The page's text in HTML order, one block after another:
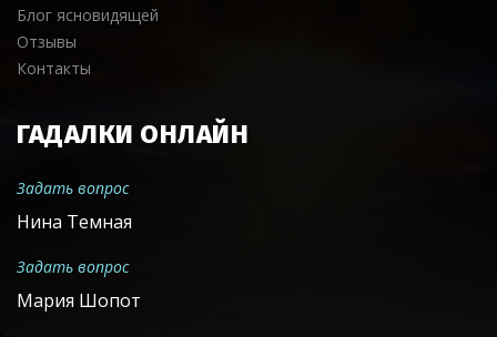
Блог ясновидящей
Отзывы
Контакты
ГАДАЛКИ ОНЛАЙН
Задать вопрос
Нина Темная
Задать вопрос
Мария Шопот